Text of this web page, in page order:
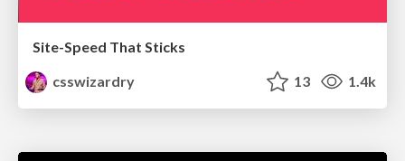
Site-Speed That Sticks
csswizardry
13 1.4k